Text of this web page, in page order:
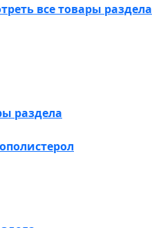
все товары раздела
раздела